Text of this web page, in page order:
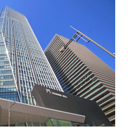
負建設工事
保守作業工事
木工事
業工事
ンズマンション請負工事
工事
保守作業工事